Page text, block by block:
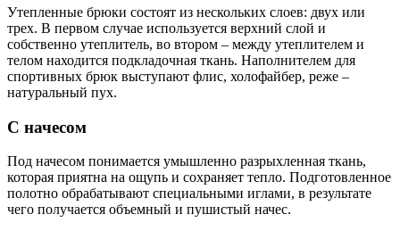
Утепленные брюки состоят из нескольких слоев: двух или
трех. В первом случае используется верхний слой и
собственно утеплитель, во втором – между утеплителем и
телом находится подкладочная ткань. Наполнителем для
спортивных брюк выступают флис, холофайбер, реже –
натуральный пух.
С начесом
Под начесом понимается умышленно разрыхленная ткань,
которая приятна на ощупь и сохраняет тепло. Подготовленное
полотно обрабатывают специальными иглами, в результате
чего получается объемный и пушистый начес.